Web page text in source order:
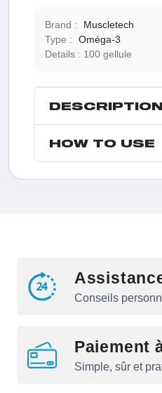
Brand :
Muscletech
Type :
Oméga-3
Details :
100 gellule
DESCRIPTION
HOW TO USE
Conseils
Paiement
Simple, sûr et